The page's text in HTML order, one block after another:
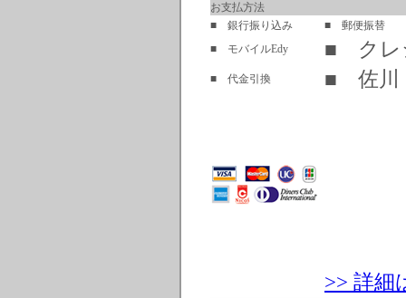
お支払方法
■ 銀行振り込み
■ 郵便振替
■ モバイルEdy
■ クレ
■ 代金引換 ■ 佐川
>> 詳細